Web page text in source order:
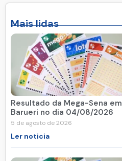
Mais lidas
Resultado da Mega-Sena em
Barueri no dia 04/08/2026
5 de agosto de 2026
Ler noticia